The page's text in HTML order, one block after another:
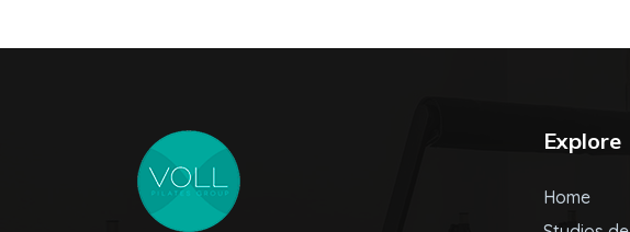
Explore
Home